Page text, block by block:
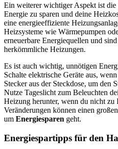
Ein weiterer wichtiger Aspekt ist die
Energie zu sparen und deine
eine energieeffiziente
Heizsysteme wie Wärmepumpen
erneuerbare Energiequellen und
herkömmliche Heizungen.
Es ist auch wichtig, unnötigen
Schalte elektrische Geräte aus,
Stecker aus der Steckdose, um den
Nutze Tageslicht zum Beleuchten
Heizung herunter, wenn du nicht zu
Veränderungen können einen
um Energiesparen geht.
Energiespartipps für den